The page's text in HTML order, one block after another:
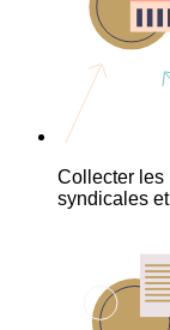
Collecter les
syndicales